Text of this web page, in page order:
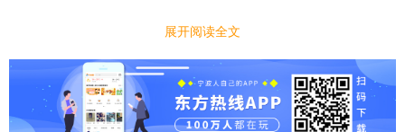
展开阅读全文